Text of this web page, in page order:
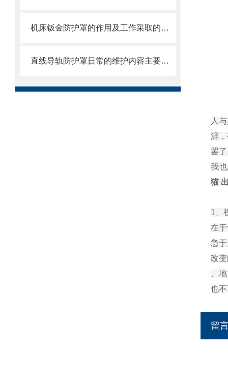
机床钣金防护罩的作用及工作采取的方法
直线导轨防护罩日常的维护内容主要包括哪些方面
人
涯
罢
我
猫
1、
在
急
改
、
也
留